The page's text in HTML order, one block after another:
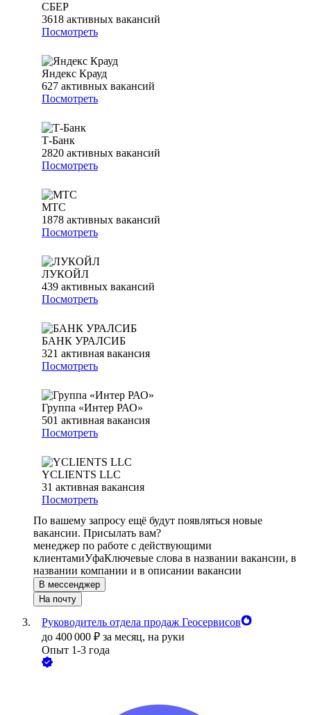
СБЕР
3618 активных вакансий
Посмотреть
Яндекс Крауд
627 активных вакансий
Посмотреть
Т-Банк
2820 активных вакансий
Посмотреть
МТС
1878 активных вакансий
Посмотреть
ЛУКОЙЛ
439 активных вакансий
Посмотреть
БАНК УРАЛСИБ
321 активная вакансия
Посмотреть
Группа «Интер РАО»
501 активная вакансия
Посмотреть
YCLIENTS LLC
31 активная вакансия
Посмотреть
По вашему запросу ещё будут появляться новые
вакансии. Присылать вам?
менеджер по работе с действующими
клиентамиУфаКлючевые слова в названии вакансии, в
названии компании и в описании вакансии
В мессенджер
На почту
Руководитель отдела продаж Геосервисов
до 400 000 ₽ за месяц, на руки
Опыт 1-3 года